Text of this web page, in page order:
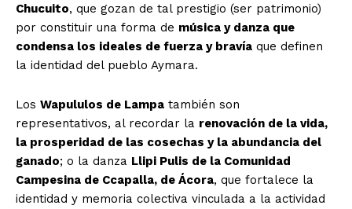
Chucuito, que gozan de tal prestigio (ser patrimonio)
por constituir una forma de música y danza que
condensa los ideales de fuerza y bravía que definen
la identidad del pueblo Aymara.
Los Wapululos de Lampa también son
representativos, al recordar la renovación de la vida,
la prosperidad de las cosechas y la abundancia del
ganado; o la danza Llipi Pulis de la Comunidad
Campesina de Ccapalla, de Ácora, que fortalece la
identidad y memoria colectiva vinculada a la actividad